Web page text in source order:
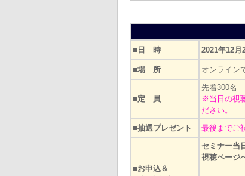
■日 時
2021年12月
■場 所 オンライン
■定 員
先着300名
※当日の視
ださい。
■抽選プレゼント
最後までご
■お申込＆
セミナー当
視聴ページ